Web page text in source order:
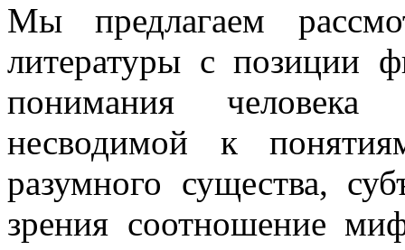
Мы предлагаем
литературы с позиции
понимания
несводимой к
разумного существа,
зрения соотношение